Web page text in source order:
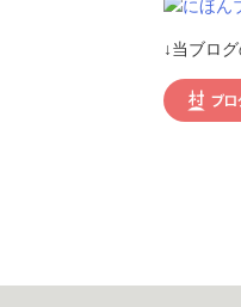
↓当ブロ